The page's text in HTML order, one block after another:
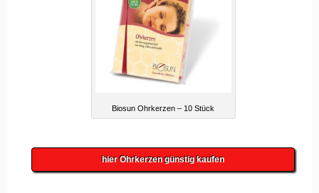
Biosun Ohrkerzen – 10 Stück
hier Ohrkerzen günstig kaufen